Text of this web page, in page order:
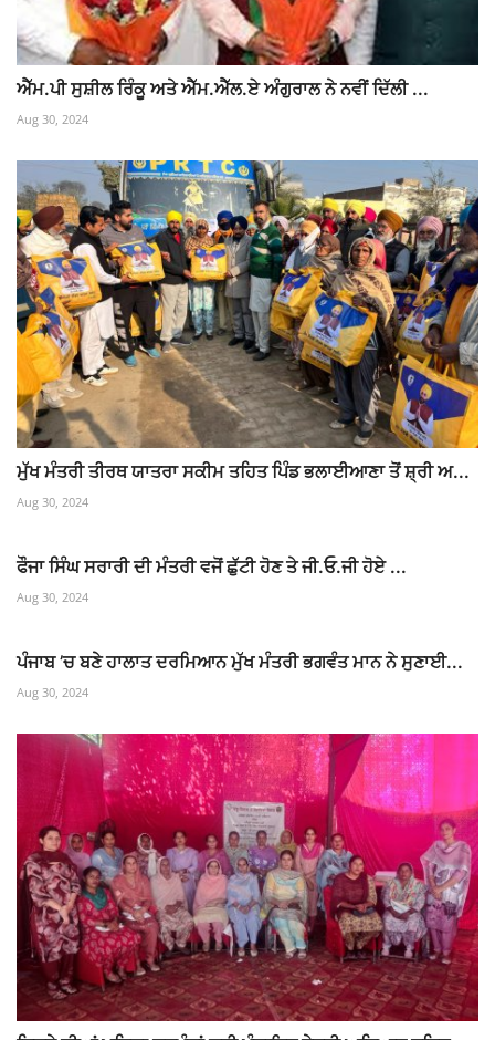
ਐੱਮ.ਪੀ ਸੁਸ਼ੀਲ ਰਿੰਕੂ ਅਤੇ ਐੱਮ.ਐੱਲ.ਏ ਅੰਗੁਰਾਲ ਨੇ ਨਵੀਂ ਦਿੱਲੀ ...
Aug 30, 2024
ਮੁੱਖ ਮੰਤਰੀ ਤੀਰਥ ਯਾਤਰਾ ਸਕੀਮ ਤਹਿਤ ਪਿੰਡ ਭਲਾਈਆਣਾ ਤੋਂ ਸ਼੍ਰੀ ਅ...
Aug 30, 2024
ਫੌਜਾ ਸਿੰਘ ਸਰਾਰੀ ਦੀ ਮੰਤਰੀ ਵਜੋਂ ਛੁੱਟੀ ਹੋਣ ਤੇ ਜੀ.ਓ.ਜੀ ਹੋਏ ...
Aug 30, 2024
ਪੰਜਾਬ ’ਚ ਬਣੇ ਹਾਲਾਤ ਦਰਮਿਆਨ ਮੁੱਖ ਮੰਤਰੀ ਭਗਵੰਤ ਮਾਨ ਨੇ ਸੁਣਾਈ...
Aug 30, 2024